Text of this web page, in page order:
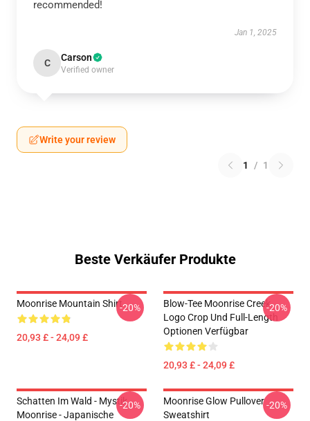
recommended!
Jan 1, 2025
C Carson
Verified owner
Write your review
1 / 1
Beste Verkäufer Produkte
Moonrise Mountain Shirt
20,93 £ - 24,09 £
-20%
Blow-Tee Moonrise Creek
Logo Crop Und Full-Length
Optionen Verfügbar
20,93 £ - 24,09 £
-20%
Schatten Im Wald - Mystik
Moonrise - Japanische
-20%
Moonrise Glow Pullover
Sweatshirt
-20%